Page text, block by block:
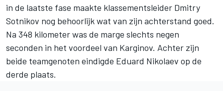
in de laatste fase maakte klassementsleider Dmitry
Sotnikov nog behoorlijk wat van zijn achterstand goed.
Na 348 kilometer was de marge slechts negen
seconden in het voordeel van Karginov. Achter zijn
beide teamgenoten eindigde Eduard Nikolaev op de
derde plaats.